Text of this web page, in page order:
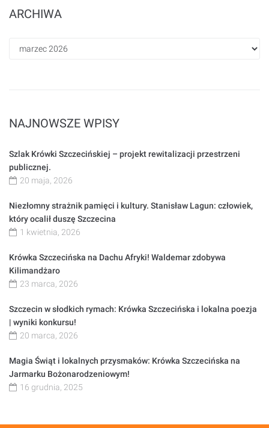
ARCHIWA
NAJNOWSZE WPISY
Szlak Krówki Szczecińskiej – projekt rewitalizacji przestrzeni
publicznej.
20 maja, 2026
Niezłomny strażnik pamięci i kultury. Stanisław Lagun: człowiek,
który ocalił duszę Szczecina
1 kwietnia, 2026
Krówka Szczecińska na Dachu Afryki! Waldemar zdobywa
Kilimandżaro
23 marca, 2026
Szczecin w słodkich rymach: Krówka Szczecińska i lokalna poezja
| wyniki konkursu!
20 marca, 2026
Magia Świąt i lokalnych przysmaków: Krówka Szczecińska na
Jarmarku Bożonarodzeniowym!
16 grudnia, 2025